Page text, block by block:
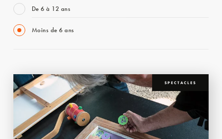
De 6 à 12 ans
Moins de 6 ans
SPECTACLES